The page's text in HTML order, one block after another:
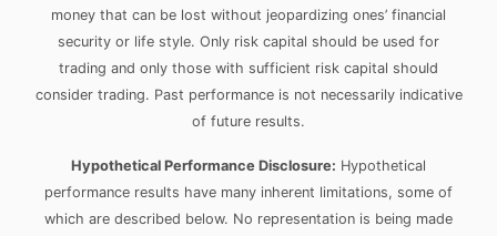
money that can be lost without jeopardizing ones’ financial
security or life style. Only risk capital should be used for
trading and only those with sufficient risk capital should
consider trading. Past performance is not necessarily indicative
of future results.
Hypothetical Performance Disclosure: Hypothetical
performance results have many inherent limitations, some of
which are described below. No representation is being made